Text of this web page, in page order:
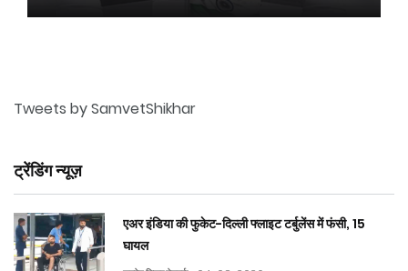
Tweets by SamvetShikhar
ट्रेंडिंग न्यूज़
एअर इंडिया की फुकेट-दिल्ली फ्लाइट टर्बुलेंस में फंसी, 15
घायल